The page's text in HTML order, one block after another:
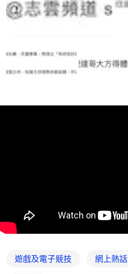
遊戲及電子競技 網上熱話